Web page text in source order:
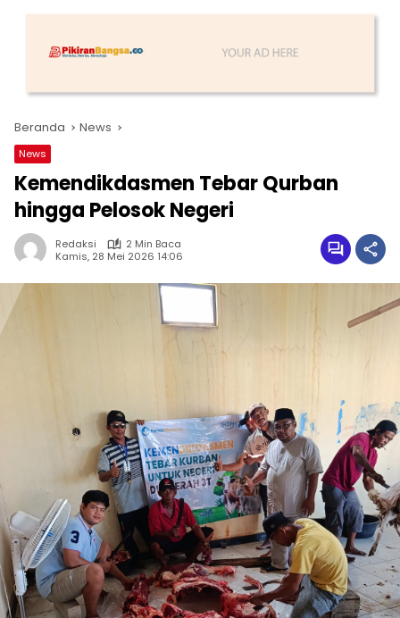
Beranda News
News
Kemendikdasmen Tebar Qurban
hingga Pelosok Negeri
Redaksi
2 Min Baca
Kamis, 28 Mei 2026 14:06